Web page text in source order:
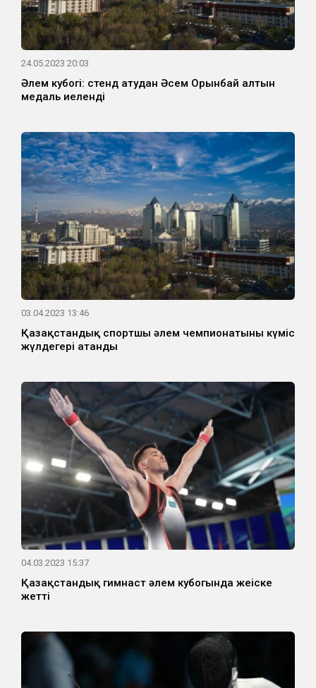
24.05.2023 20:03
Әлем кубогі: стенд атудан Әсем Орынбай алтын
медаль иеленді
03.04.2023 13:46
Қазақстандық спортшы әлем чемпионатының күміс
жүлдегері атанды
04.03.2023 15:37
Қазақстандық гимнаст әлем кубогында жеңіске
жетті